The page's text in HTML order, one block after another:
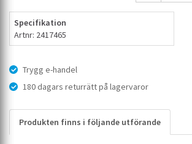
Specifikation
Artnr: 2417465
Trygg e-handel
180 dagars returrätt på lagervaror
Produkten finns i följande utförande